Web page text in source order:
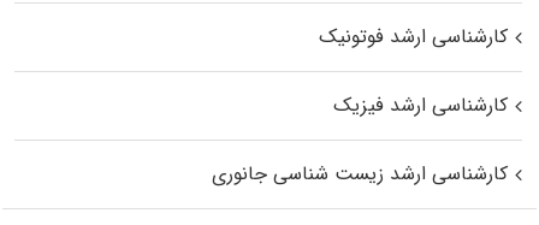
کارشناسی ارشد فوتونیک
کارشناسی ارشد فیزیک
کارشناسی ارشد زیست‌ شناسی جانوری